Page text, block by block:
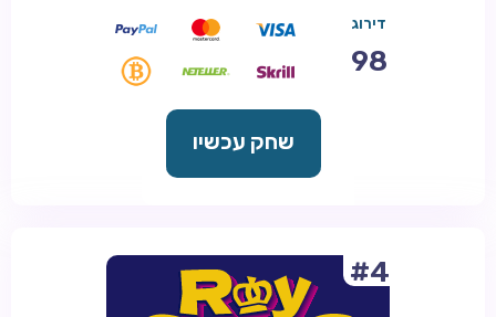
דירוג
98
שחק עכשיו
#4